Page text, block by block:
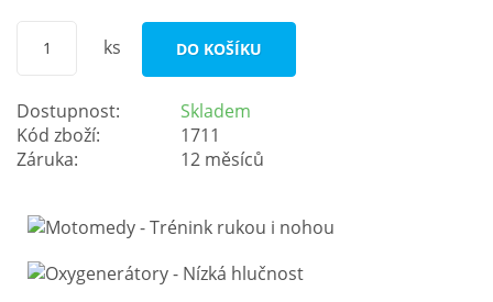
ks DO KOŠÍKU
Dostupnost:
Skladem
Kód zboží:
1711
Záruka:
12 měsíců